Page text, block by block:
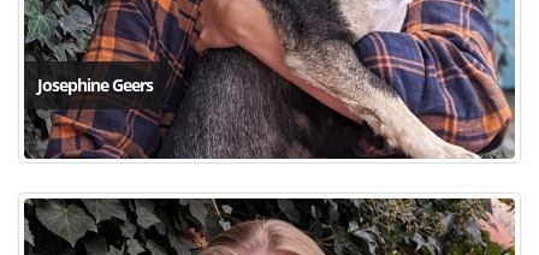
Josephine Geers